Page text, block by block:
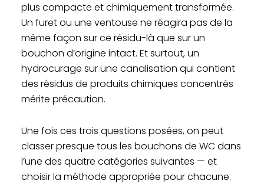
plus compacte et chimiquement transformée.
Un furet ou une ventouse ne réagira pas de la
même façon sur ce résidu-là que sur un
bouchon d’origine intact. Et surtout, un
hydrocurage sur une canalisation qui contient
des résidus de produits chimiques concentrés
mérite précaution.
Une fois ces trois questions posées, on peut
classer presque tous les bouchons de WC dans
l’une des quatre catégories suivantes — et
choisir la méthode appropriée pour chacune.